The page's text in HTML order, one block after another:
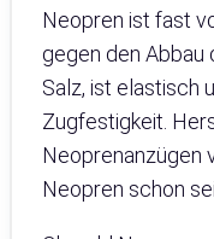
Neopren ist fast
gegen den Abbau
Salz, ist elastisch
Zugfestigkeit.
Neoprenanzügen
Neopren schon